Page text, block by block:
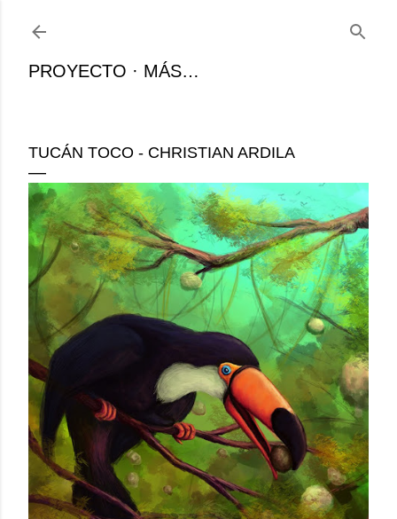
Ir al contenido principal
PROYECTO MÁS…
TUCÁN TOCO - CHRISTIAN ARDILA